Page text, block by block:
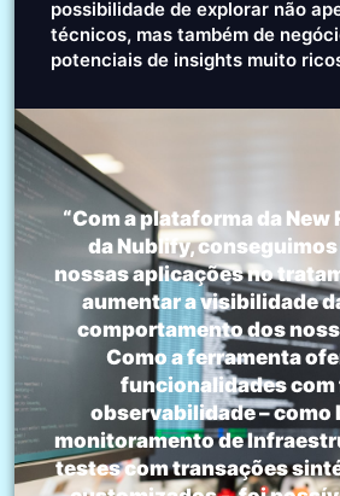
possibilidade de explorar não
técnicos, mas também de
potenciais de insights muito
“Com a plataforma da New
da Nublify,
nossas aplicações no
aumentar a visibilidade da
comportamento dos
Como a ferramenta
funcionalidades com
observabilidade – como
monitoramento de
testes com transações